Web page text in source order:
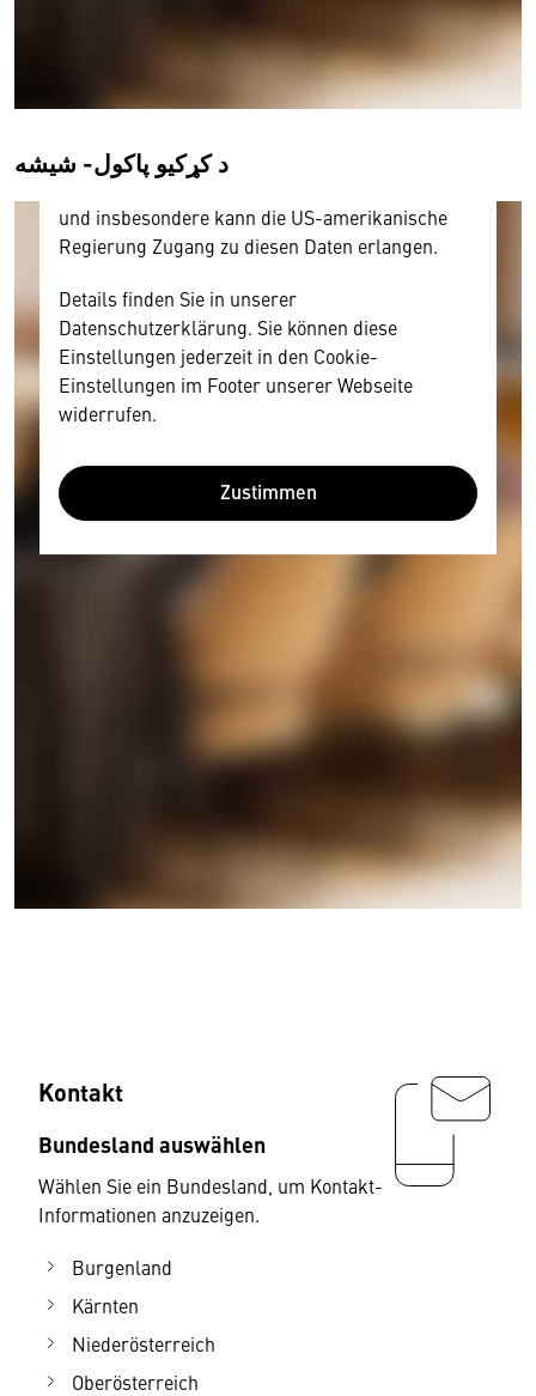
د کړکیو پاکول- شیشه
Inhalt anzeigen. Dafür benötigen wir allerdings
Ihre Zustimmung, da Ihr Browser
personenbezogene technische Daten zu Geräten
und Nutzerverhalten mitunter mit US-
Diese Daten unterliegen keinem dem EU-
Datenschutzrecht angemessenen Schutzniveau
und insbesondere kann die US-amerikanische
Regierung Zugang zu diesen Daten erlangen.
Details finden Sie in unserer
Datenschutzerklärung. Sie können diese
Einstellungen jederzeit in den Cookie-
Einstellungen im Footer unserer Webseite
widerrufen.
Zustimmen
Kontakt
Bundesland auswählen
Wählen Sie ein Bundesland, um Kontakt-
Informationen anzuzeigen.
Burgenland
Kärnten
Niederösterreich
Oberösterreich